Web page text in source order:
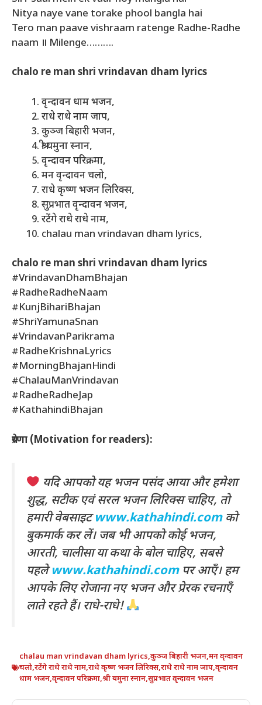
Nitya naye vane torake phool bangla hai
Tero man paave vishraam ratenge Radhe-Radhe
naam ॥ Milenge……….
chalo re man shri vrindavan dham lyrics
वृन्दावन धाम भजन,
राधे राधे नाम जाप,
कुञ्ज बिहारी भजन,
श्री यमुना स्नान,
वृन्दावन परिक्रमा,
मन वृन्दावन चलो,
राधे कृष्ण भजन लिरिक्स,
सुप्रभात वृन्दावन भजन,
रटेंगे राधे राधे नाम,
chalau man vrindavan dham lyrics,
chalo re man shri vrindavan dham lyrics
#VrindavanDhamBhajan
#RadheRadheNaam
#KunjBihariBhajan
#ShriYamunaSnan
#VrindavanParikrama
#RadheKrishnaLyrics
#MorningBhajanHindi
#ChalauManVrindavan
#RadheRadheJap
#KathahindiBhajan
प्रेरणा (Motivation for readers):
यदि आपको यह भजन पसंद आया और हमेशा
शुद्ध, सटीक एवं सरल भजन लिरिक्स चाहिए, तो
हमारी वेबसाइटwww.kathahindi.comको
बुकमार्क कर लें। जब भी आपको कोई भजन,
आरती, चालीसा या कथा के बोल चाहिए, सबसे
पहलेwww.kathahindi.comपर आएँ। हम
आपके लिए रोजाना नए भजन और प्रेरक रचनाएँ
लाते रहते हैं। राधे-राधे!
chalau man vrindavan dham lyrics,कुञ्ज बिहारी भजन,मन वृन्दावन
चलो,रटेंगे राधे राधे नाम,राधे कृष्ण भजन लिरिक्स,राधे राधे नाम जाप,वृन्दावन
धाम भजन,वृन्दावन परिक्रमा,श्री यमुना स्नान,सुप्रभात वृन्दावन भजन